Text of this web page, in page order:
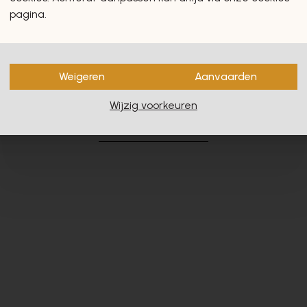
zullen u zeker en vast
pagina.
Weigeren Aanvaarden
Wijzig voorkeuren